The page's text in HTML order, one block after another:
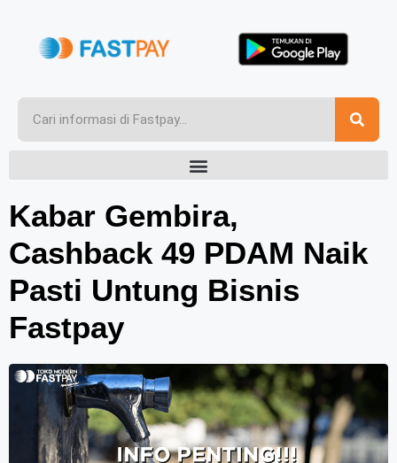
Kabar Gembira,
Cashback 49 PDAM Naik
Pasti Untung Bisnis
Fastpay